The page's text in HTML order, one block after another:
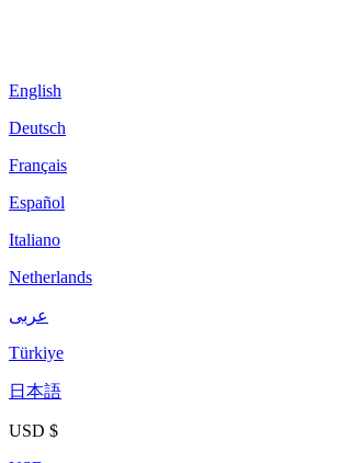
English
Deutsch
Français
Español
Italiano
Netherlands
عربى
Türkiye
日本語
USD $